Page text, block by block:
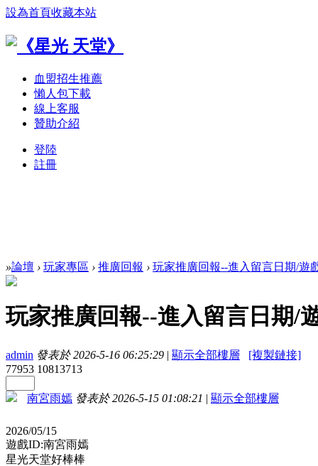
設為首頁收藏本站
血盟招生推薦
懶人包下載
線上客服
贊助介紹
登陸
註冊
»論壇 › 玩家專區 › 推廣回報 › 玩家推廣回報--進入留言日期/遊
玩家推廣回報--進入留言日期/
admin 發表於 2026-5-16 06:25:29 | 顯示全部樓層
[複製鏈接]
77953 10813713
南宮雨嫣 發表於 2026-5-15 01:08:21 | 顯示全部樓層
2026/05/15
遊戲ID:南宮雨嫣
星光天堂好棒棒